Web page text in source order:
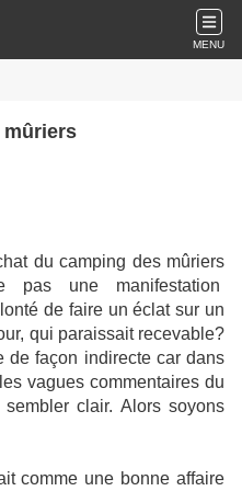
MENU
mûriers
du camping des mûriers
pas une manifestation
de faire un éclat sur un
qui paraissait recevable?
de façon indirecte car dans
vagues commentaires du
clair. Alors soyons
comme une bonne affaire